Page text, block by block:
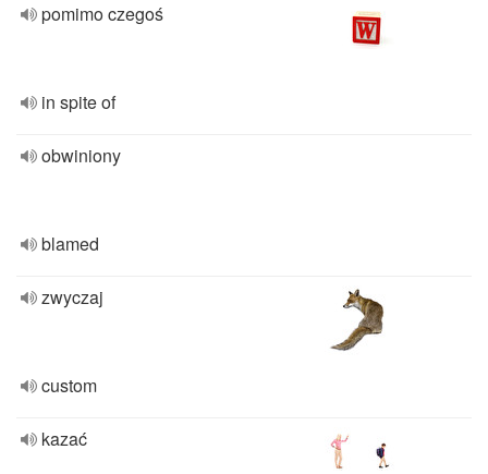
pomimo czegoś
in spite of
obwiniony
blamed
zwyczaj
custom
kazać